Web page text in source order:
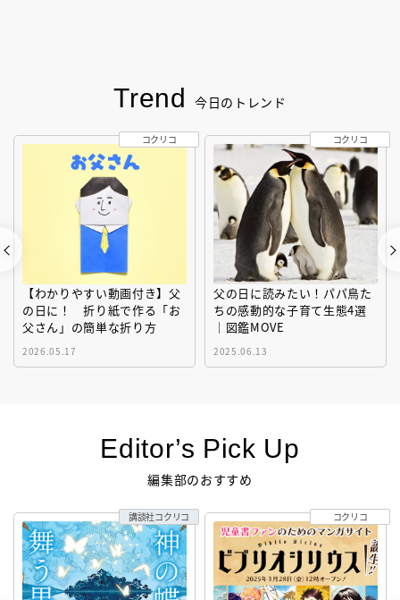
Trend 今日のトレンド
【わかりやすい動画付き】父
の日に！ 折り紙で作る「お
父さん」の簡単な折り方
2026.05.17
コクリコ
父の日に読みたい！パパ鳥た
ちの感動的な子育て生態4選
｜図鑑MOVE
2025.06.13
コクリコ
Editor’s Pick Up
編集部のおすすめ
講談社コクリコ コクリコ